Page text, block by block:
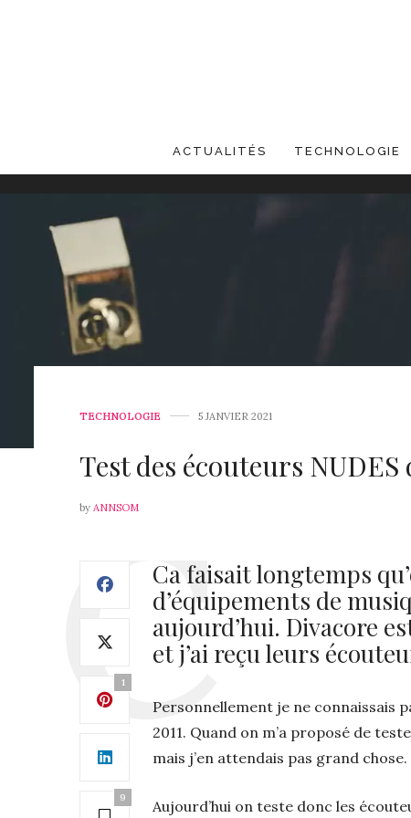
ACTUALITÉS TECHNOLOGIE
TECHNOLOGIE 5 JANVIER 2021
Test des écouteurs
by ANNSOM
1
9
Ca faisait longtemps
d’équipements de
aujourd’hui. Divacore
et j’ai reçu leurs
Personnellement je ne connaissais
2011. Quand on m’a proposé de
mais j’en attendais pas grand
Aujourd’hui on teste donc les